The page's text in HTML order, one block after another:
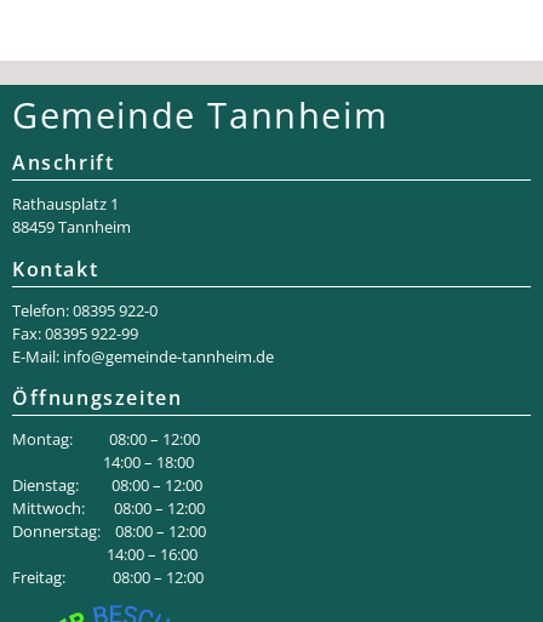
Gemeinde Tannheim
Anschrift
Rathaus­platz 1
88459 Tannheim
Kontakt
Telefon: 08395 922-0
Fax: 08395 922-99
E-Mail: info@gemeinde-tannheim.de
Öffnungszeiten
Montag: 08:00 – 12:00
14:00 – 18:00
Dienstag: 08:00 – 12:00
Mittwoch: 08:00 – 12:00
Donnerstag: 08:00 – 12:00
14:00 – 16:00
Freitag: 08:00 – 12:00